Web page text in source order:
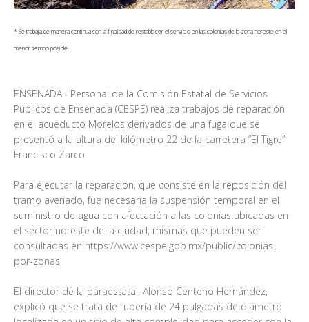
* Se trabaja de manera continua con la finalidad de restablecer el servicio en las colonias de la zona noreste en el
menor tiempo posible.
ENSENADA.- Personal de la Comisión Estatal de Servicios
Públicos de Ensenada (CESPE) realiza trabajos de reparación
en el acueducto Morelos derivados de una fuga que se
presentó a la altura del kilómetro 22 de la carretera “El Tigre”
Francisco Zarco.
Para ejecutar la reparación, que consiste en la reposición del
tramo averiado, fue necesaria la suspensión temporal en el
suministro de agua con afectación a las colonias ubicadas en
el sector noreste de la ciudad, mismas que pueden ser
consultadas en https://www.cespe.gob.mx/public/colonias-
por-zonas
El director de la paraestatal, Alonso Centeno Hernández,
explicó que se trata de tubería de 24 pulgadas de diámetro